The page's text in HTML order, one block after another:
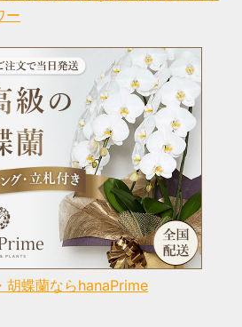
ー
胡蝶蘭ならhanaPrime